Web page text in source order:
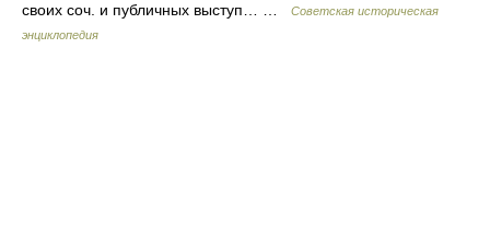
своих соч. и публичных выступ… …
Советская историческая
энциклопедия